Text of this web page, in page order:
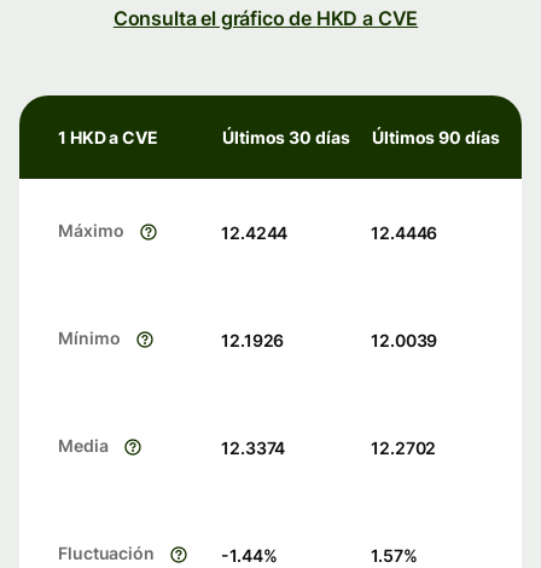
Consulta el gráfico de HKD a CVE
1 HKD a CVE Últimos 30 días Últimos 90 días
Máximo 12.4244 12.4446
Mínimo 12.1926 12.0039
Media 12.3374 12.2702
Fluctuación -1.44% 1.57%